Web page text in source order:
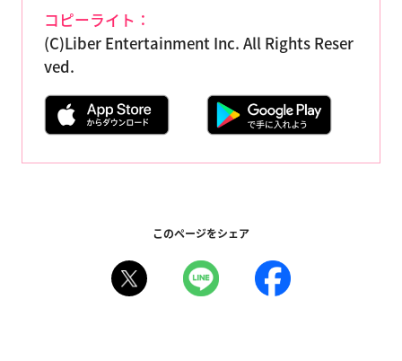
コピーライト：
(C)Liber Entertainment Inc. All Rights Reser
ved.
このページをシェア